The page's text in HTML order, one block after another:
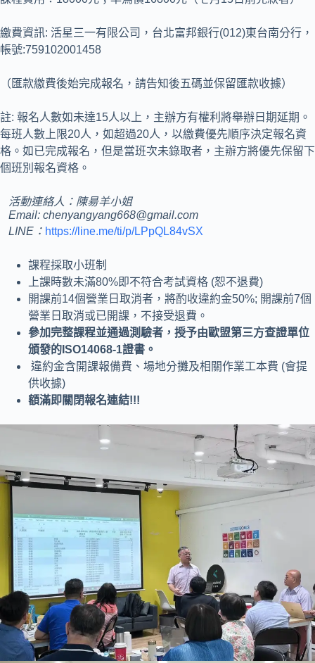
繳費資訊: 活星三一有限公司，台北富邦銀行(012)東台南分行，
帳號:759102001458
（匯款繳費後始完成報名，請告知後五碼並保留匯款收據）
註: 報名人數如未達15人以上，主辦方有權利將舉辦日期延期。
每班人數上限20人，如超過20人，以繳費優先順序決定報名資
格。如已完成報名，但是當班次未錄取者，主辦方將優先保留下
個班別報名資格。
活動連絡人：陳昜羊小姐
Email: chenyangyang668@gmail.com
LINE： https://line.me/ti/p/LPpQL84vSX
課程採取小班制
上課時數未滿80%即不符合考試資格 (恕不退費)
開課前14個營業日取消者，將酌收違約金50%; 開課前7個
營業日取消或已開課，不接受退費。
參加完整課程並通過測驗者，授予由歐盟第三方查證單位
頒發的ISO14068-1證書。
違約金含開課報備費、場地分攤及相關作業工本費 (會提
供收據)
額滿即關閉報名連結!!!